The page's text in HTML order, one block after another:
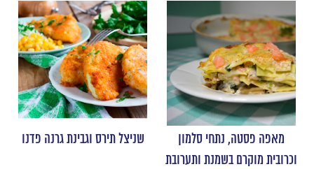
מאפה פסטה, נתחי סלמון
וכרובית מוקרם בשמנת ותערובת
שניצל תירס וגבינת גרנה פדנו